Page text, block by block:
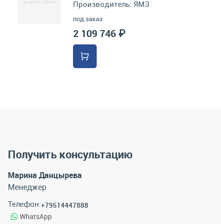
Производитель: ЯМЗ
под заказ
2 109 746 ₽
Получить консультацию
Марина Данцырева
Менеджер
Телефон:+79514447888
WhatsApp